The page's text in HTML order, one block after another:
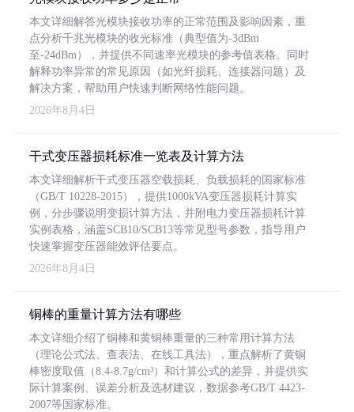
本文详细解答光模块接收功率的正常范围及影响因素，重
点分析千兆光模块的收光标准（典型值为-3dBm
至-24dBm），并提供不同速率光模块的参考值表格。同时
解释功率异常的常见原因（如光纤损耗、连接器问题）及
解决方案，帮助用户快速判断网络性能问题。
2026年8月4日
干式变压器损耗标准一览表及计算方法
本文详细解析干式变压器空载损耗、负载损耗的国家标准
（GB/T 10228-2015），提供1000kVA变压器损耗计算实
例，分步骤说明变损计算方法，并附电力变压器损耗计算
实例表格，涵盖SCB10/SCB13等常见型号参数，指导用户
快速掌握变压器能效评估要点。
2026年8月4日
铜棒的重量计算方法有哪些
本文详细介绍了铜棒和黄铜棒重量的三种常用计算方法
（理论公式法、查表法、在线工具法），重点解析了黄铜
棒密度取值（8.4-8.7g/cm³）和计算公式的差异，并提供实
际计算案例、误差分析及选材建议，数据参考GB/T 4423-
2007等国家标准。